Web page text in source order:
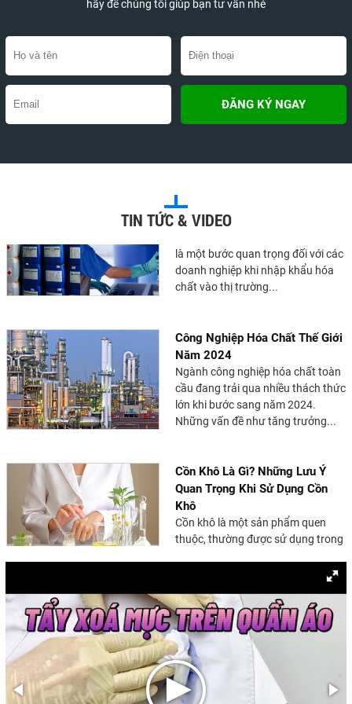
hãy để chúng tôi giúp bạn tư vấn nhé
TIN TỨC & VIDEO
Chất Nhũ Hóa Là Gì? Tác Dụng
Và Ứng Dụng Trong Đời Sống
Chất nhũ hóa là một thành phần
phổ biến trong nhiều loại thực
Hướng Dẫn Chi Tiết Về Thủ Tục
Khai Báo Hóa Chất Nhập Khẩu
là một bước quan trọng đối với các
doanh nghiệp khi nhập khẩu hóa
chất vào thị trường...
Công Nghiệp Hóa Chất Thế Giới
Năm 2024
Ngành công nghiệp hóa chất toàn
cầu đang trải qua nhiều thách thức
lớn khi bước sang năm 2024.
Những vấn đề như tăng trưởng...
Cồn Khô Là Gì? Những Lưu Ý
Quan Trọng Khi Sử Dụng Cồn
Khô
Cồn khô là một sản phẩm quen
thuộc, thường được sử dụng trong
Cồn Công Nghiệp: Khái Niệm,
Các Loại và Ứng Dụng Trong
Sản Xuất
Cồn công nghiệp là một thành
phần quan trọng trong nhiều